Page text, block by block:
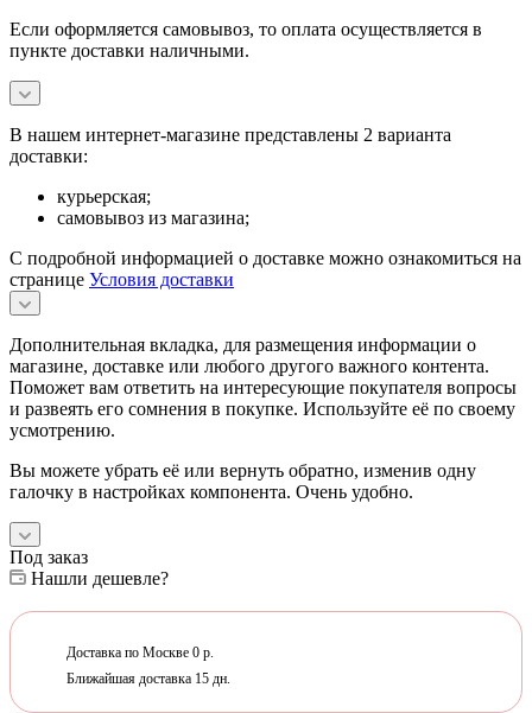
Если оформляется самовывоз, то оплата осуществляется в
пункте доставки наличными.
В нашем интернет-магазине представлены 2 варианта
доставки:
курьерская;
самовывоз из магазина;
С подробной информацией о доставке можно ознакомиться на
странице Условия доставки
Дополнительная вкладка, для размещения информации о
магазине, доставке или любого другого важного контента.
Поможет вам ответить на интересующие покупателя вопросы
и развеять его сомнения в покупке. Используйте её по своему
усмотрению.
Вы можете убрать её или вернуть обратно, изменив одну
галочку в настройках компонента. Очень удобно.
Под заказ
Нашли дешевле?
Доставка по Москве 0 р.
Ближайшая доставка 15 дн.